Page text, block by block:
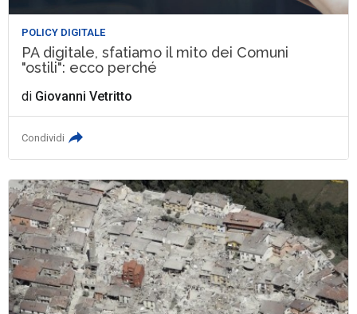
POLICY DIGITALE
PA digitale, sfatiamo il mito dei Comuni
"ostili": ecco perché
di Giovanni Vetritto
Condividi